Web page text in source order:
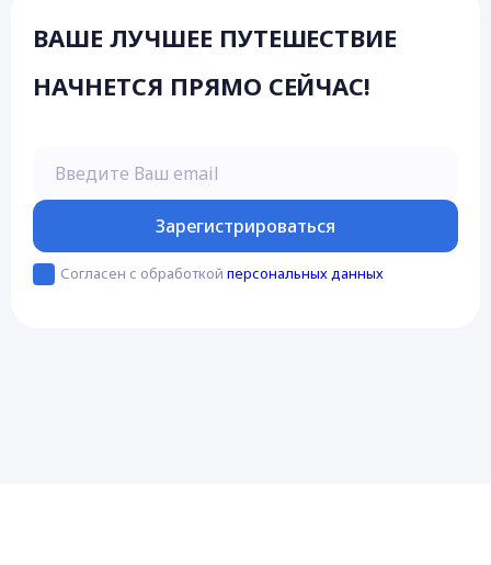
ВАШЕ ЛУЧШЕЕ ПУТЕШЕСТВИЕ
НАЧНЕТСЯ ПРЯМО СЕЙЧАС!
Зарегистрироваться
Согласен с обработкой персональных данных